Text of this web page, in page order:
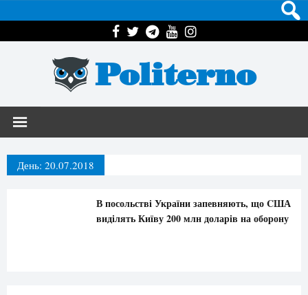
Politerno
День: 20.07.2018
В посольстві України запевняють, що CША
виділять Київу 200 млн доларів на оборону